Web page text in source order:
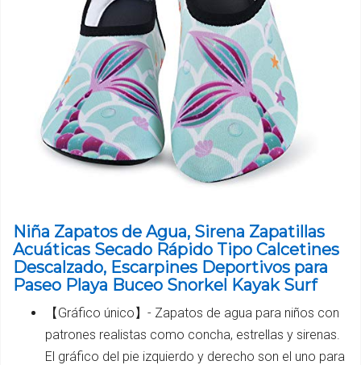
Niña Zapatos de Agua, Sirena Zapatillas
Acuáticas Secado Rápido Tipo Calcetines
Descalzado, Escarpines Deportivos para
Paseo Playa Buceo Snorkel Kayak Surf
【Gráfico único】- Zapatos de agua para niños con
patrones realistas como concha, estrellas y sirenas.
El gráfico del pie izquierdo y derecho son el uno para